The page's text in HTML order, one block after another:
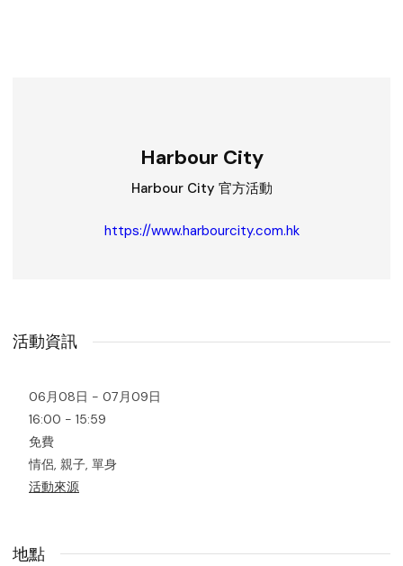
Harbour City
Harbour City 官方活動
https://www.harbourcity.com.hk
活動資訊
06月08日 - 07月09日
16:00 - 15:59
免費
情侶, 親子, 單身
活動來源
地點